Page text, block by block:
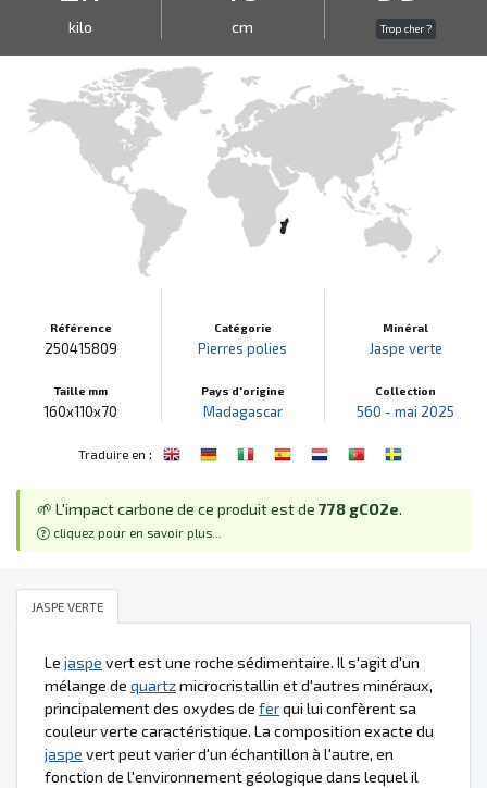
kilo cm Trop cher ?
Référence
250415809
Taille mm
160x110x70
Catégorie
Pierres polies
Pays d'origine
Madagascar
Minéral
Jaspe verte
Collection
560 - mai 2025
Traduire en :
🌱 L'impact carbone de ce produit est de 778 gCO2e.
cliquez pour en savoir plus...
JASPE VERTE
Le jaspe vert est une roche sédimentaire. Il s'agit d'un
mélange de quartzmicrocristallin et d'autres minéraux,
principalement des oxydes de ferqui lui confèrent sa
couleur verte caractéristique. La composition exacte du
jaspe vert peut varier d'un échantillon à l'autre, en
fonction de l'environnement géologique dans lequel il